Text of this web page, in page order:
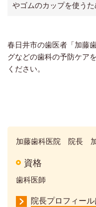
やゴムのカップを使うた
春日井市の歯医者「加藤
グなどの歯科の予防ケア
ください。
加藤歯科医院 院長
資格
歯科医師
院長プロフィー